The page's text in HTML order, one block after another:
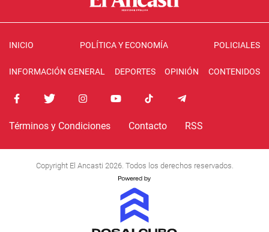
INICIO POLÍTICA Y ECONOMÍA POLICIALES
INFORMACIÓN GENERAL DEPORTES OPINIÓN CONTENIDOS
Términos y Condiciones Contacto RSS
Copyright El Ancasti 2026. Todos los derechos reservados.